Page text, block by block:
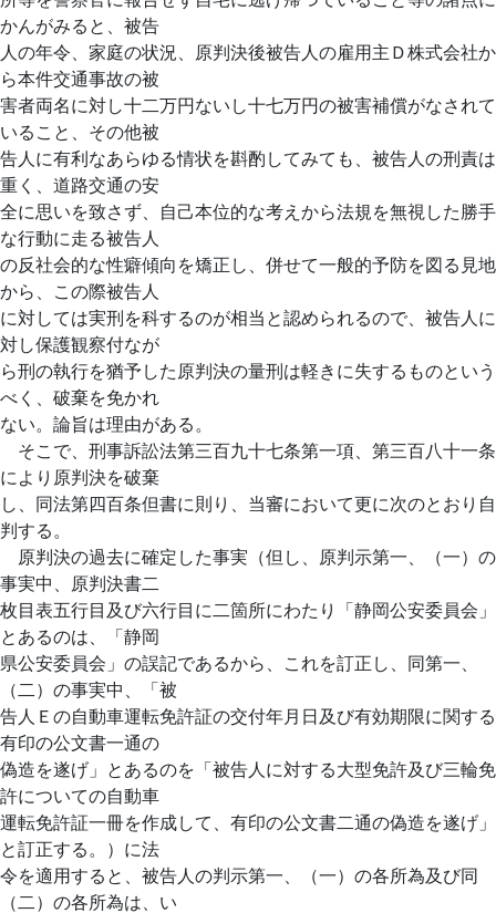
かんがみると、被告
人の年令、家庭の状況、原判決後被告人の雇用主Ｄ株式会社か
ら本件交通事故の被
害者両名に対し十二万円ないし十七万円の被害補償がなされて
いること、その他被
告人に有利なあらゆる情状を斟酌してみても、被告人の刑責は
重く、道路交通の安
全に思いを致さず、自己本位的な考えから法規を無視した勝手
な行動に走る被告人
の反社会的な性癖傾向を矯正し、併せて一般的予防を図る見地
から、この際被告人
に対しては実刑を科するのが相当と認められるので、被告人に
対し保護観察付なが
ら刑の執行を猶予した原判決の量刑は軽きに失するものという
べく、破棄を免かれ
ない。論旨は理由がある。
そこで、刑事訴訟法第三百九十七条第一項、第三百八十一条
により原判決を破棄
し、同法第四百条但書に則り、当審において更に次のとおり自
判する。
原判決の過去に確定した事実（但し、原判示第一、（一）の
事実中、原判決書二
枚目表五行目及び六行目に二箇所にわたり「静岡公安委員会」
とあるのは、「静岡
県公安委員会」の誤記であるから、これを訂正し、同第一、
（二）の事実中、「被
告人Ｅの自動車運転免許証の交付年月日及び有効期限に関する
有印の公文書一通の
偽造を遂げ」とあるのを「被告人に対する大型免許及び三輪免
許についての自動車
運転免許証一冊を作成して、有印の公文書二通の偽造を遂げ」
と訂正する。）に法
令を適用すると、被告人の判示第一、（一）の各所為及び同
（二）の各所為は、い